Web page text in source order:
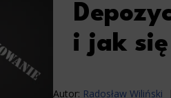
i jak
Autor: Radosław Wiliński